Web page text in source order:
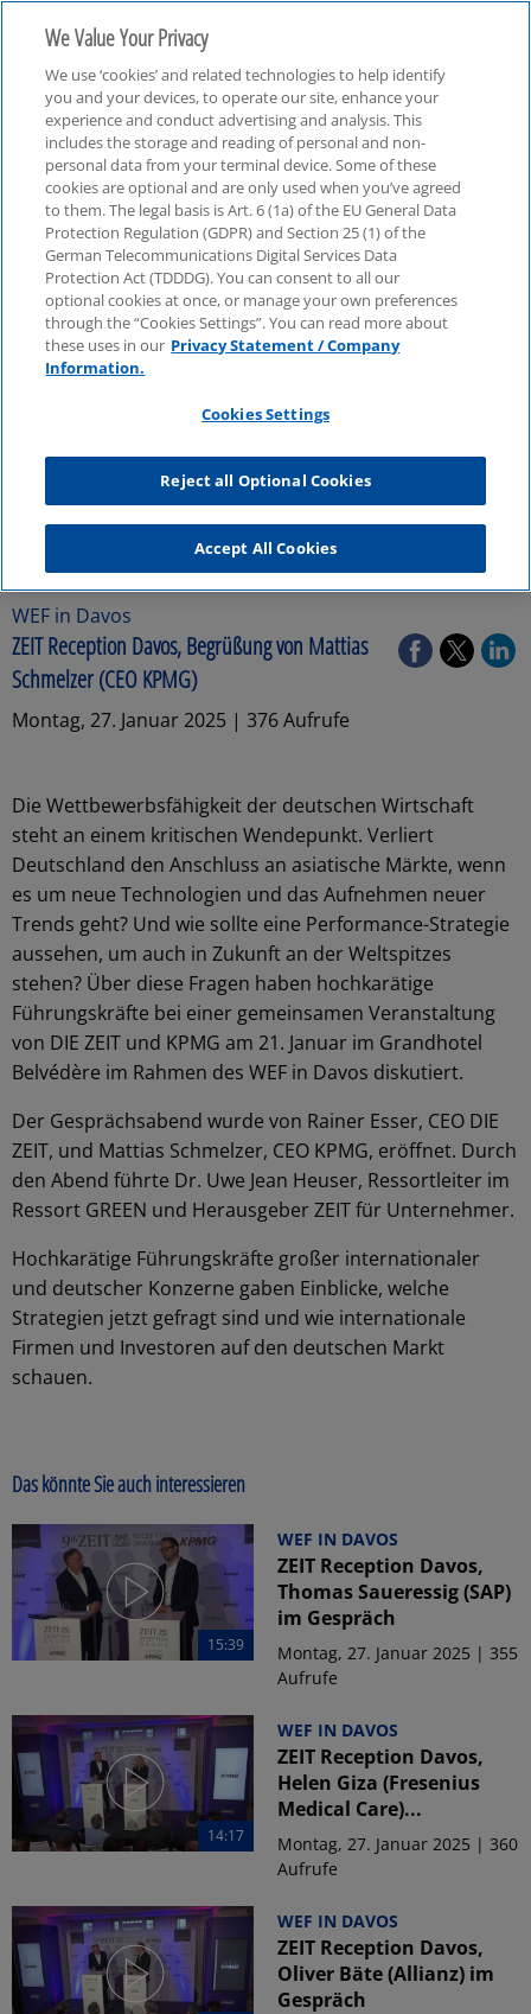
WEF in Davos
WEF in Davos
ZEIT Reception Davos, Begrüßung von Mattias
Schmelzer (CEO KPMG)
Montag, 27. Januar 2025 | 376 Aufrufe
Die Wettbewerbsfähigkeit der deutschen Wirtschaft
steht an einem kritischen Wendepunkt. Verliert
Deutschland den Anschluss an asiatische Märkte, wenn
es um neue Technologien und das Aufnehmen neuer
Trends geht? Und wie sollte eine Performance-Strategie
aussehen, um auch in Zukunft an der Weltspitzes
stehen? Über diese Fragen haben hochkarätige
Führungskräfte bei einer gemeinsamen Veranstaltung
von DIE ZEIT und KPMG am 21. Januar im Grandhotel
Belvédère im Rahmen des WEF in Davos diskutiert.
Der Gesprächsabend wurde von Rainer Esser, CEO DIE
ZEIT, und Mattias Schmelzer, CEO KPMG, eröffnet. Durch
den Abend führte Dr. Uwe Jean Heuser, Ressortleiter im
Ressort GREEN und Herausgeber ZEIT für Unternehmer.
Hochkarätige Führungskräfte großer internationaler
und deutscher Konzerne gaben Einblicke, welche
Strategien jetzt gefragt sind und wie internationale
Firmen und Investoren auf den deutschen Markt
schauen.
Das könnte Sie auch interessieren
15:39
WEF IN DAVOS
ZEIT Reception Davos,
Thomas Saueressig (SAP)
im Gespräch
Montag, 27. Januar 2025 | 355
Aufrufe
14:17
WEF IN DAVOS
ZEIT Reception Davos,
Helen Giza (Fresenius
Medical Care)...
Montag, 27. Januar 2025 | 360
Aufrufe
WEF IN DAVOS
ZEIT Reception Davos,
Oliver Bäte (Allianz) im
Gespräch
We Value Your Privacy
We use ‘cookies’ and related technologies to help identify
you and your devices, to operate our site, enhance your
experience and conduct advertising and analysis. This
includes the storage and reading of personal and non-
personal data from your terminal device. Some of these
cookies are optional and are only used when you’ve agreed
to them. The legal basis is Art. 6 (1a) of the EU General Data
Protection Regulation (GDPR) and Section 25 (1) of the
German Telecommunications Digital Services Data
Protection Act (TDDDG). You can consent to all our
optional cookies at once, or manage your own preferences
through the “Cookies Settings”. You can read more about
these uses in our Privacy Statement / Company
Information.
Cookies Settings
Reject all Optional Cookies
Accept All Cookies